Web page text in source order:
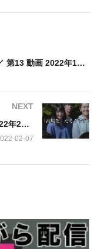
、佐野勇斗、桜井ユ
成哉、坂東龍汰、吉田
原菜乃華、堀野内
孝也、丘みつ子、浜田
子
真犯人フラグ 13話 動画 ／ 第13 動画 2022年1月23日 220123
NEXT
真犯人フラグ 15話 動画 ／ 第15 動画 2022年2月6日 220206
02-07